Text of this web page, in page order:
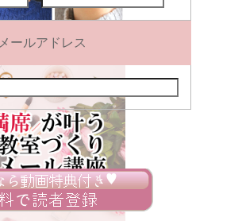
メールアドレス